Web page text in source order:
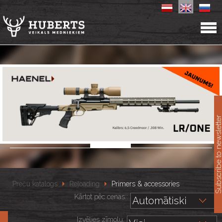
Preču katalogs Reloading
Primers & accessories
Kārtot pēc cenas::
Izvēlies zīmolu:
Subscribe